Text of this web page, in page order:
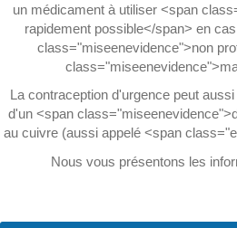
un médicament à utiliser <span
rapidement possible</span> en
class="miseenevidence">non
La contraception d'urgence peut
d'un <span
au cuivre (aussi appelé <span
Nous vous présentons les